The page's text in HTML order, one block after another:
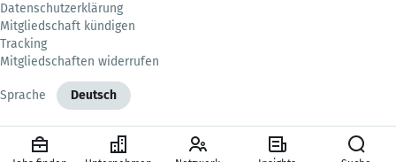
Datenschutzerklärung
Mitgliedschaft kündigen
Tracking
Mitgliedschaften widerrufen
Sprache Deutsch